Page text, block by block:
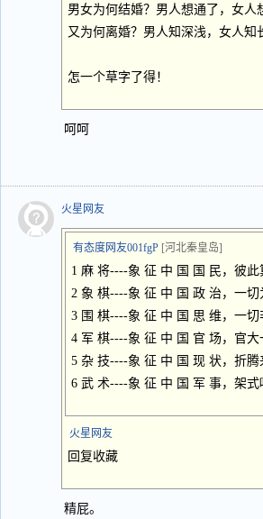
男女为何结婚？男人想通了，女人
又为何离婚？男人知深浅，女人知
怎一个草字了得！
呵呵
火星网友
有态度网友001fgP [河北秦皇岛]
1 麻 将----象 征 中 国 国 民，彼此
2 象 棋----象 征 中 国 政 治，一切
3 围 棋----象 征 中 国 思 维，一切
4 军 棋----象 征 中 国 官 场，官大
5 杂 技----象 征 中 国 现 状，折
6 武 术----象 征 中 国 军 事，架式
火星网友
回复收藏
精屁。